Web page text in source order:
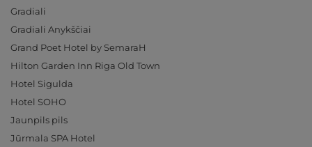
Gradiali
Gradiali Anykščiai
Grand Poet Hotel by SemaraH
Hilton Garden Inn Riga Old Town
Hotel Sigulda
Hotel SOHO
Jaunpils pils
Jūrmala SPA Hotel